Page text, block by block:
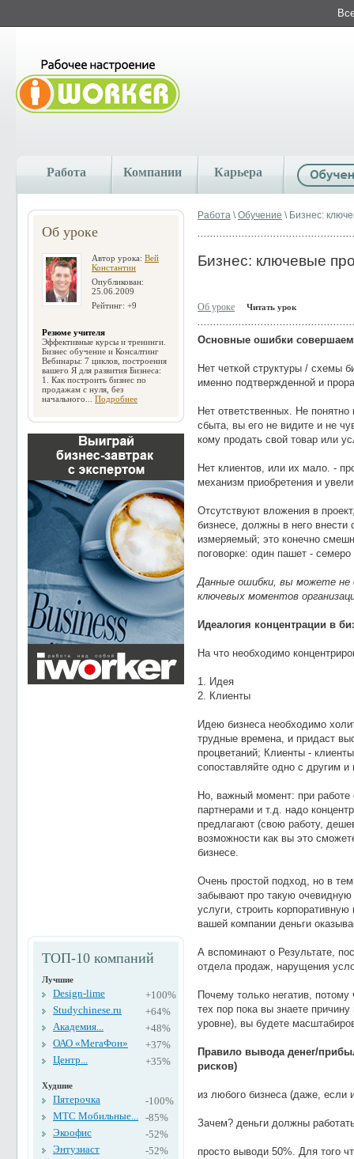
Работа Компании Карьера
Об уроке
Автор урока: Вей
Константин
Опубликован:
25.06.2009
Рейтинг: +9
Резюме учителя
Эффективные курсы и тренинги.
Бизнес обучение и Консалтинг
Вебинары: 7 циклов, построения
вашего Я для развития Бизнеса:
1. Как построить бизнес по
продажам с нуля, без
начального... Подробнее
ТОП-10 компаний
Лучшие
Design-lime
+100%
Studychinese.ru
+64%
Академия...
+48%
ОАО «МегаФон»
+37%
Центр...
+35%
Худшие
Пятерочка
-100%
МТС Мобильные... -85%
Экоофис
-52%
Энтузиаст
-52%
Работа \Обучение \ Бизнес:
Бизнес: ключевые
Об уроке Читать урок
Основные ошибки
Нет четкой структуры / схемы
именно подтвержденной и
Нет ответственных. Не
сбыта, вы его не видите и не
кому продать свой товар или
Нет клиентов, или их мало. -
механизм приобретения и
Отсутствуют вложения в
бизнесе, должны в него
измеряемый; это конечно
поговорке: один пашет -
Данные ошибки, вы можете не
ключевых моментов
Идеалогия концентрации в
На что необходимо
1. Идея
2. Клиенты
Идею бизнеса необходимо
трудные времена, и придаст
процветаний; Клиенты -
сопоставляйте одно с другим
Но, важный момент: при
партнерами и т.д. надо
предлагают (свою работу,
возможности как вы это
бизнесе.
Очень простой подход, но в
забывают про такую очевидную
услуги, строить
вашей компании деньги
А вспоминают о Результате,
отдела продаж, нарущения
Почему только негатив,
тех пор пока вы знаете
уровне), вы будете
Правило вывода денег/
рисков)
из любого бизнеса (даже, если
Зачем? деньги должны
просто выводи 50%. Для того